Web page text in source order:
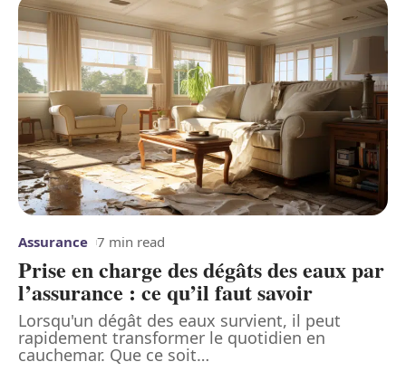
Assurance 7 min read
Prise en charge des dégâts des eaux par
l’assurance : ce qu’il faut savoir
Lorsqu'un dégât des eaux survient, il peut
rapidement transformer le quotidien en
cauchemar. Que ce soit…